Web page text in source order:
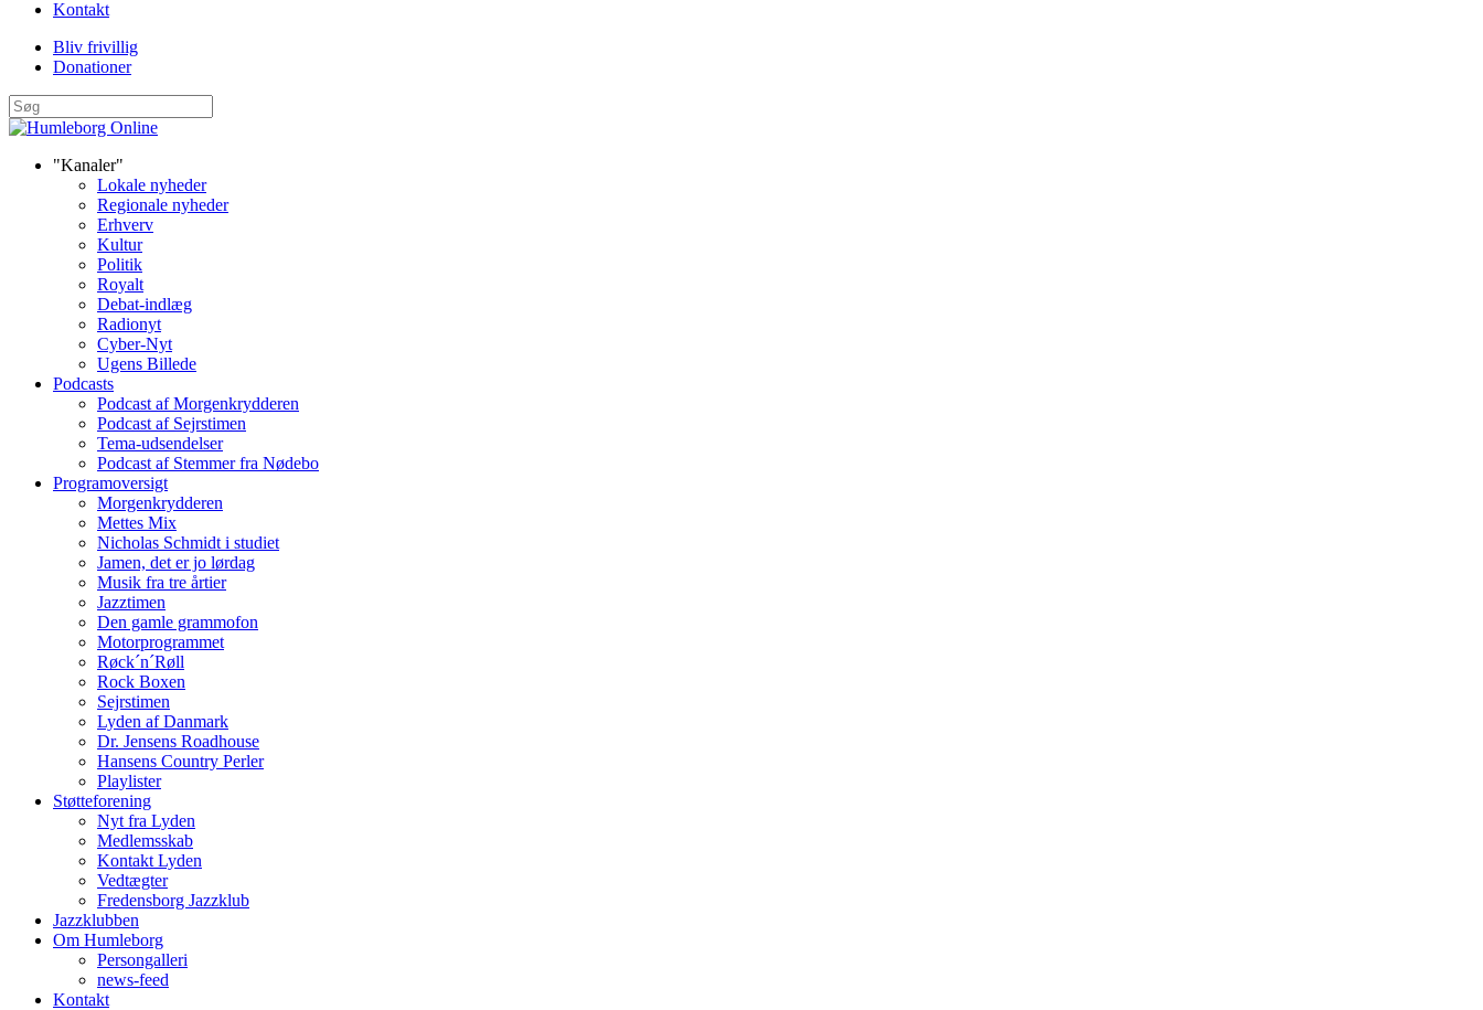
Kontakt
Bliv frivillig
Donationer
"Kanaler"
Lokale nyheder
Regionale nyheder
Erhverv
Kultur
Politik
Royalt
Debat-indlæg
Radionyt
Cyber-Nyt
Ugens Billede
Podcasts
Podcast af Morgenkrydderen
Podcast af Sejrstimen
Tema-udsendelser
Podcast af Stemmer fra Nødebo
Programoversigt
Morgenkrydderen
Mettes Mix
Nicholas Schmidt i studiet
Jamen, det er jo lørdag
Musik fra tre årtier
Jazztimen
Den gamle grammofon
Motorprogrammet
Røck´n´Røll
Rock Boxen
Sejrstimen
Lyden af Danmark
Dr. Jensens Roadhouse
Hansens Country Perler
Playlister
Støtteforening
Nyt fra Lyden
Medlemsskab
Kontakt Lyden
Vedtægter
Fredensborg Jazzklub
Jazzklubben
Om Humleborg
Persongalleri
news-feed
Kontakt